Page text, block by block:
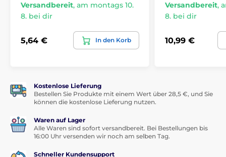
Versandbereit, am montags 10.
8. bei dir
5,64 € In den Korb
Versandbereit,
8. bei dir
10,99 €
Kostenlose Lieferung
Bestellen Sie Produkte mit einem Wert über 28,5 €, und Sie
können die kostenlose Lieferung nutzen.
Waren auf Lager
Alle Waren sind sofort versandbereit. Bei Bestellungen bis
16:00 Uhr versenden wir noch am selben Tag.
Schneller Kundensupport